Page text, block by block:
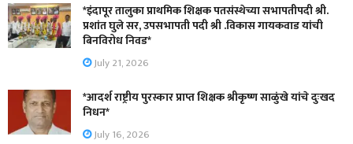
*इंदापूर तालुका प्राथमिक शिक्षक पतसंस्थेच्या सभापतीपदी श्री.
प्रशांत घुले सर, उपसभापती पदी श्री .विकास गायकवाड यांची
बिनविरोध निवड*
July 21, 2026
*आदर्श राष्ट्रीय पुरस्कार प्राप्त शिक्षक श्रीकृष्ण साळुंखे यांचे दुःखद
निधन*
July 16, 2026